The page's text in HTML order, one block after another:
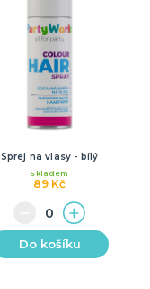
Sprej na vlasy - bílý
89 Kč
Skladem
Do košíku